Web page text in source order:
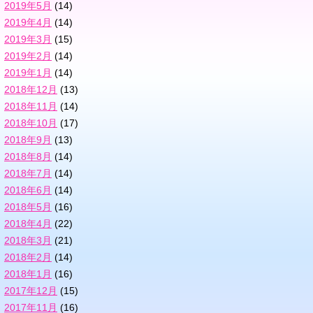
2019年5月 (14)
2019年4月 (14)
2019年3月 (15)
2019年2月 (14)
2019年1月 (14)
2018年12月 (13)
2018年11月 (14)
2018年10月 (17)
2018年9月 (13)
2018年8月 (14)
2018年7月 (14)
2018年6月 (14)
2018年5月 (16)
2018年4月 (22)
2018年3月 (21)
2018年2月 (14)
2018年1月 (16)
2017年12月 (15)
2017年11月 (16)